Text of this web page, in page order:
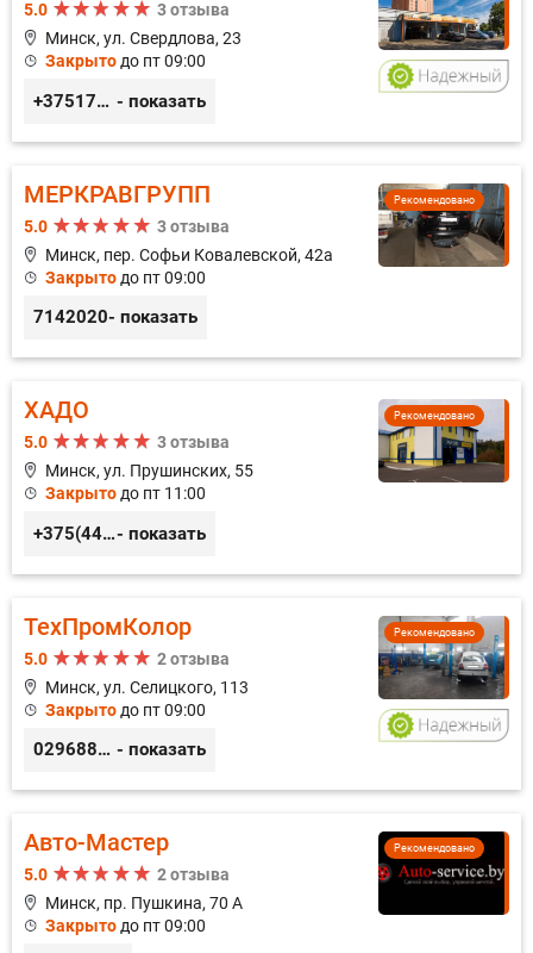
5.0
3 отзыва
Минск, ул. Свердлова, 23
Закрыто до пт 09:00
+375173212443 - показать
Рекомендовано
МЕРКРАВГРУПП
5.0
3 отзыва
Минск, пер. Софьи Ковалевской, 42а
Закрыто до пт 09:00
7142020- показать
Рекомендовано
ХАДО
5.0
3 отзыва
Минск, ул. Прушинских, 55
Закрыто до пт 11:00
+375(44) 559-27-77- показать
Рекомендовано
ТехПромКолор
5.0
2 отзыва
Минск, ул. Селицкого, 113
Закрыто до пт 09:00
0296889898 - показать
Рекомендовано
Авто-Мастер
5.0
2 отзыва
Минск, пр. Пушкина, 70 А
Закрыто до пт 09:00